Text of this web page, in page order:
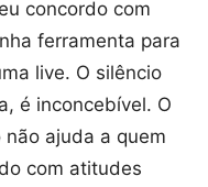
concordo com
ferramenta para
live. O silêncio
é inconcebível. O
ajuda a quem
com atitudes